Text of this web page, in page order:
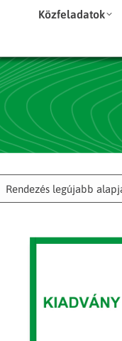
Közfeladatok